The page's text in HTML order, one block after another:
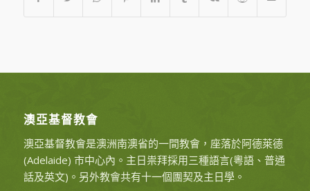
澳亞基督教會
澳亞基督教會是澳洲南澳省的一間教會，座落於阿德萊德
(Adelaide) 市中心內。主日祟拜採用三種語言(粵語、普通
話及英文)。另外教會共有十一個團契及主日學。